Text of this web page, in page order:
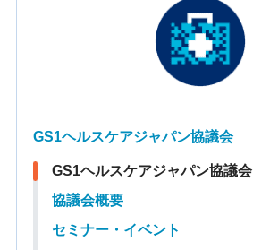
GS1ヘルスケアジャパン協議会
GS1ヘルスケアジャパン協議会
協議会概要
セミナー・イベント